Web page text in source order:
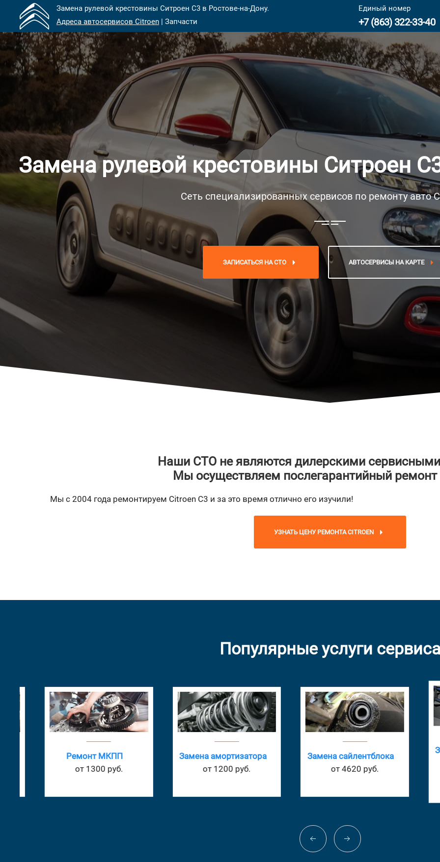
Замена рулевой крестовины Ситроен С3 в Ростове-на-Дону.
Адреса автосервисов Citroen | Запчасти
Единый номер
+7 (863) 322-33-40
Замена рулевой крестовины Ситроен
Сеть специализированных сервисов по ремонту авто
ЗАПИСАТЬСЯ НА СТО АВТОСЕРВИСЫ НА КАРТЕ
Наши СТО не являются дилерскими
Мы осуществляем послегарантийный ремонт
Мы с 2004 года ремонтируем Citroen C3 и за это время отлично его изучили!
УЗНАТЬ ЦЕНУ РЕМОНТА CITROEN
Популярные услуги
Ремонт МКПП
от 1300 руб.
Замена амортизатора
от 1200 руб.
Замена сайлентблока
от 4620 руб.